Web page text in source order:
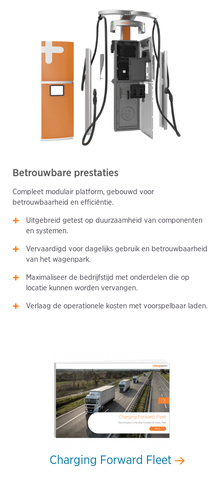
Betrouwbare prestaties
Compleet modulair platform, gebouwd voor
betrouwbaarheid en efficiëntie.
Uitgebreid getest op duurzaamheid van componenten
en systemen.
Vervaardigd voor dagelijks gebruik en betrouwbaarheid
van het wagenpark.
Maximaliseer de bedrijfstijd met onderdelen die op
locatie kunnen worden vervangen.
Verlaag de operationele kosten met voorspelbaar laden.
Charging Forward Fleet